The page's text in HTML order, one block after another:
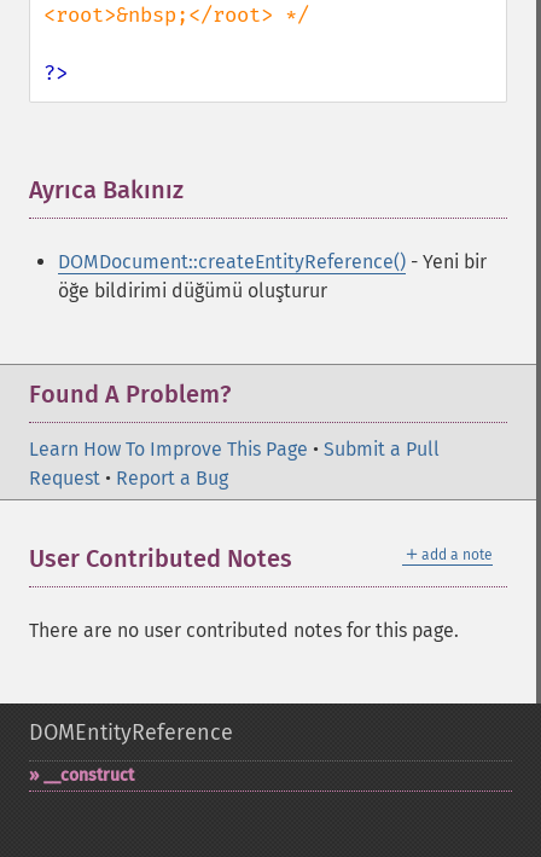
<root>&nbsp;</root> */
?>
Ayrıca Bakınız
DOMDocument::createEntityReference() - Yeni bir
öğe bildirimi düğümü oluşturur
Found A Problem?
Learn How To Improve This Page • Submit a Pull
Request • Report a Bug
＋ add a note
User Contributed Notes
There are no user contributed notes for this page.
DOMEntityReference
_​_​construct